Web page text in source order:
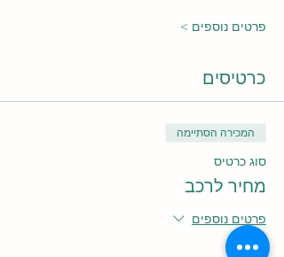
פרטים נוספים >
כרטיסים
המכירה הסתיימה
סוג כרטיס
מחיר לרכב
פרטים נוספים